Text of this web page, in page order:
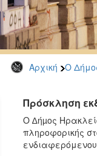
Αρχική Ο
Πρόσκληση
Ο ∆ήµος
πληροφορικής